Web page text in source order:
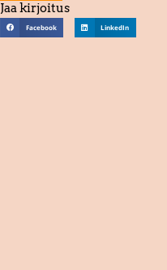
Jaa kirjoitus
Facebook LinkedIn